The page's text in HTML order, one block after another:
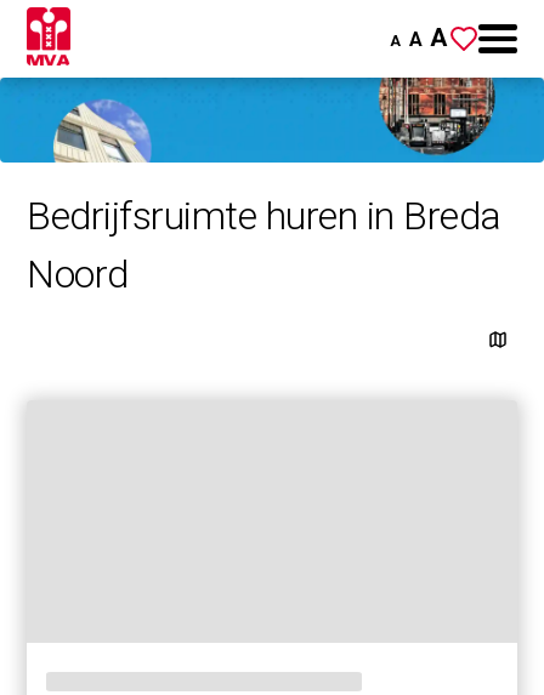
A A A
Bedrijfsruimte huren in Breda
Noord